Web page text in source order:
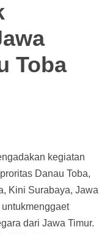
Toba
kegiatan
Danau Toba,
Kini Surabaya, Jawa
dari Jawa Timur.